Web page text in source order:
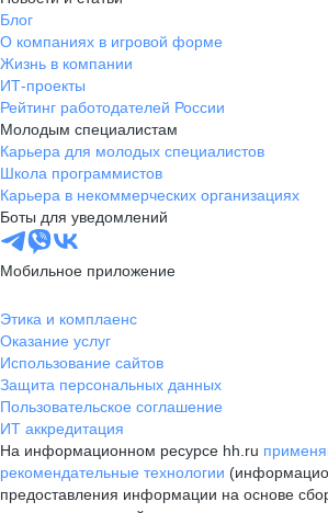
Блог
О компаниях в игровой форме
Жизнь в компании
ИТ-проекты
Рейтинг работодателей России
Молодым специалистам
Карьера для молодых специалистов
Школа программистов
Карьера в некоммерческих организациях
Боты для уведомлений
Мобильное приложение
Этика и комплаенс
Оказание услуг
Использование сайтов
Защита персональных данных
Пользовательское соглашение
ИТ аккредитация
На информационном ресурсе hh.ru
рекомендательные технологии
предоставления информации на основе